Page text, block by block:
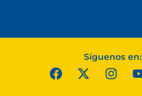
Síguenos en: